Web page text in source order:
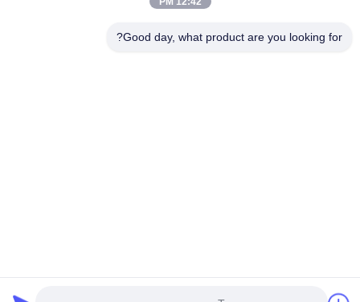
معلومات عنا
مراقبة الجودة
Good day, what product are you looking for?